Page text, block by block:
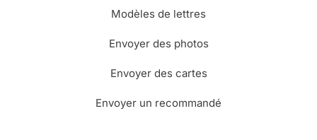
Modèles de lettres
Envoyer des photos
Envoyer des cartes
Envoyer un recommandé